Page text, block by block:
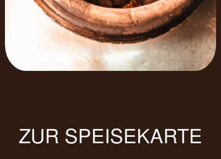
ZUR SPEISEKARTE